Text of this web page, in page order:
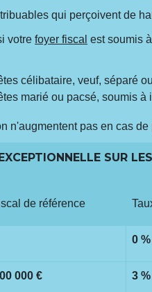
qui perçoivent de
votrefoyer fiscal est soumis
célibataire, veuf, séparé
marié ou pacsé, soumis à
n'augmentent pas en cas de
SUR
de référence
0 %
000 € 3 %